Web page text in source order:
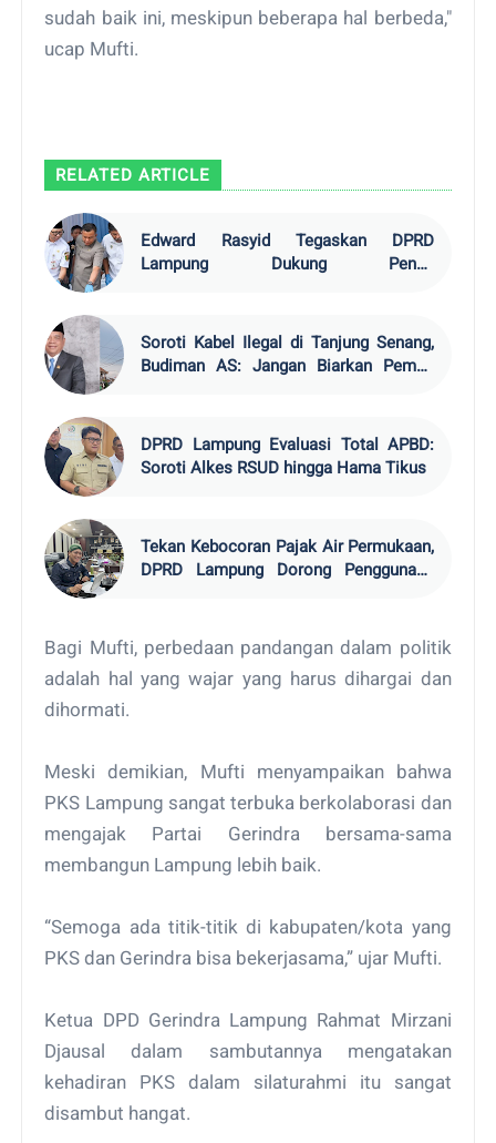
sudah baik ini, meskipun beberapa hal berbeda,"
ucap Mufti.
RELATED ARTICLE
Edward Rasyid Tegaskan DPRD
Lampung Dukung Penuh
Soroti Kabel Ilegal di Tanjung Senang,
Budiman AS: Jangan Biarkan Pemda
DPRD Lampung Evaluasi Total APBD:
Soroti Alkes RSUD hingga Hama Tikus
Tekan Kebocoran Pajak Air Permukaan,
DPRD Lampung Dorong Penggunaan
Bagi Mufti, perbedaan pandangan dalam politik
adalah hal yang wajar yang harus dihargai dan
dihormati.
Meski demikian, Mufti menyampaikan bahwa
PKS Lampung sangat terbuka berkolaborasi dan
mengajak Partai Gerindra bersama-sama
membangun Lampung lebih baik.
“Semoga ada titik-titik di kabupaten/kota yang
PKS dan Gerindra bisa bekerjasama,” ujar Mufti.
Ketua DPD Gerindra Lampung Rahmat Mirzani
Djausal dalam sambutannya mengatakan
kehadiran PKS dalam silaturahmi itu sangat
disambut hangat.